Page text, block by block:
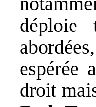
déploie
espérée
droit